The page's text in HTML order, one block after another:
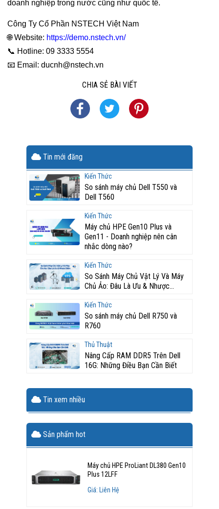
doanh nghiệp trong nước cũng như quốc tế.
Công Ty Cổ Phần NSTECH Việt Nam
🌐 Website: https://demo.nstech.vn/
📞 Hotline: 09 3333 5554
📧 Email: ducnh@nstech.vn
CHIA SẺ BÀI VIẾT
Tin mới đăng
Kiến Thức
So sánh máy chủ Dell T550 và
Dell T560
Kiến Thức
Máy chủ HPE Gen10 Plus và
Gen11 - Doanh nghiệp nên cân
nhắc dòng nào?
Kiến Thức
So Sánh Máy Chủ Vật Lý Và Máy
Chủ Ảo: Đâu Là Ưu & Nhược...
Kiến Thức
So sánh máy chủ Dell R750 và
R760
Thủ Thuật
Nâng Cấp RAM DDR5 Trên Dell
16G: Những Điều Bạn Cần Biết
Tin xem nhiều
Sản phẩm hot
Máy chủ HPE ProLiant DL380 Gen10
Plus 12LFF
Giá: Liên Hệ